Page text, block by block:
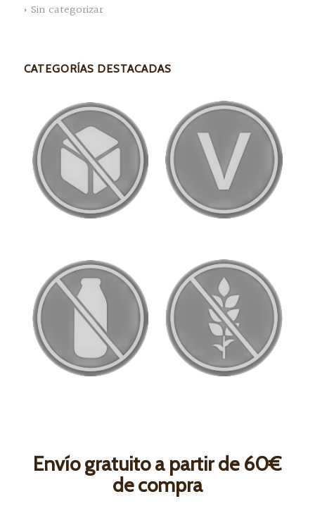
Sin categorizar
CATEGORÍAS DESTACADAS
Envío gratuito a partir de 60€
de compra